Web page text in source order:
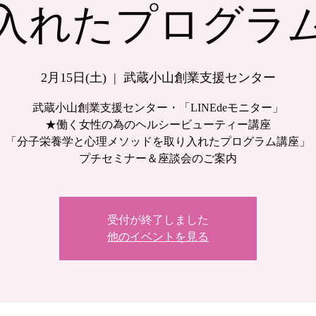
れたプログラ
2月15日(土)
  |
武蔵小山創業支援センター
武蔵小山創業支援センター・「LINEdeモニター」
★働く女性の為のヘルシービューティー講座
「分子栄養学と心理メソッドを取り入れたプログラム講座」
プチセミナー＆座談会のご案内
受付が終了しました
他のイベントを見る